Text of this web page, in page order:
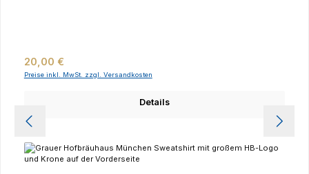
Regulärer Preis:
20,00 €
Preise inkl. MwSt. zzgl. Versandkosten
Details